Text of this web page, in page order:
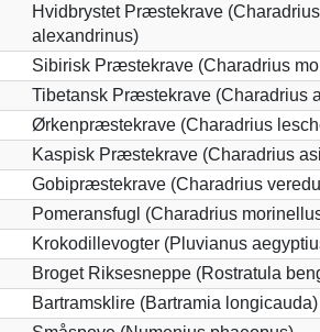
Hvidbrystet Præstekrave (Charadrius
alexandrinus)
Sibirisk Præstekrave (Charadrius
Tibetansk Præstekrave (Charadrius
Ørkenpræstekrave (Charadrius
Kaspisk Præstekrave (Charadrius
Gobipræstekrave (Charadrius
Pomeransfugl (Charadrius
Krokodillevogter (Pluvianus
Broget Riksesneppe (Rostratula
Bartramsklire (Bartramia longicauda)